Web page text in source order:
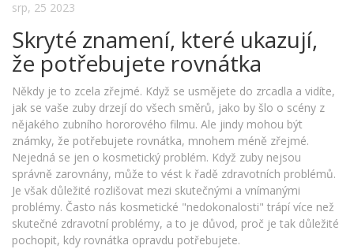
srp, 25 2023
Skryté znamení, které ukazují,
že potřebujete rovnátka
Někdy je to zcela zřejmé. Když se usmějete do zrcadla a vidíte,
jak se vaše zuby drzejí do všech směrů, jako by šlo o scény z
nějakého zubního hororového filmu. Ale jindy mohou být
známky, že potřebujete rovnátka, mnohem méně zřejmé.
Nejedná se jen o kosmetický problém. Když zuby nejsou
správně zarovnány, může to vést k řadě zdravotních problémů.
Je však důležité rozlišovat mezi skutečnými a vnímanými
problémy. Často nás kosmetické "nedokonalosti" trápí více než
skutečné zdravotní problémy, a to je důvod, proč je tak důležité
pochopit, kdy rovnátka opravdu potřebujete.